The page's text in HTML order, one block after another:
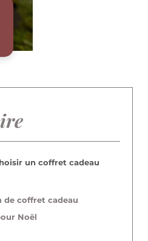
un coffret cadeau
de coffret cadeau
Noël